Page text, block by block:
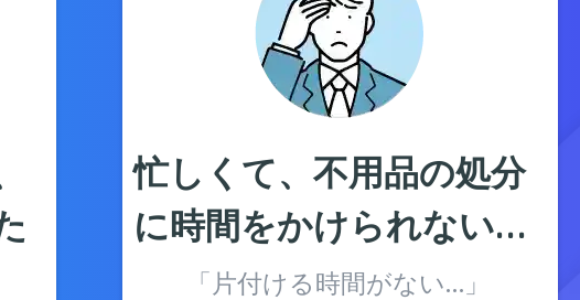
忙しくて、不用品の処分
に時間をかけられない…
「片付ける時間がない…」